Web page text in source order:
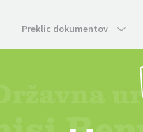
Preklic dokumentov